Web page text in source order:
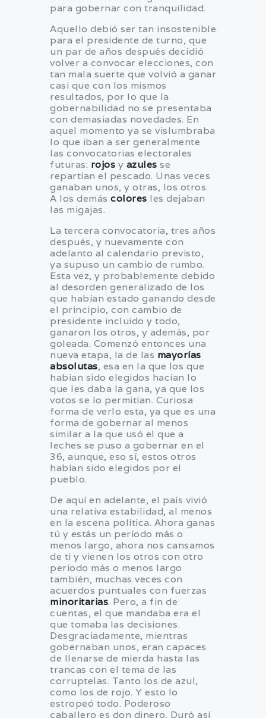
para gobernar con tranquilidad.
Aquello debió ser tan insostenible
para el presidente de turno, que
un par de años después decidió
volver a convocar elecciones, con
tan mala suerte que volvió a ganar
casi que con los mismos
resultados, por lo que la
gobernabilidad no se presentaba
con demasiadas novedades. En
aquel momento ya se vislumbraba
lo que iban a ser generalmente
las convocatorias electorales
futuras: rojos y azules se
repartían el pescado. Unas veces
ganaban unos, y otras, los otros.
A los demás colores les dejaban
las migajas.
La tercera convocatoria, tres años
después, y nuevamente con
adelanto al calendario previsto,
ya supuso un cambio de rumbo.
Esta vez, y probablemente debido
al desorden generalizado de los
que habían estado ganando desde
el principio, con cambio de
presidente incluido y todo,
ganaron los otros, y además, por
goleada. Comenzó entonces una
nueva etapa, la de las mayorías
absolutas, esa en la que los que
habían sido elegidos hacían lo
que les daba la gana, ya que los
votos se lo permitían. Curiosa
forma de verlo esta, ya que es una
forma de gobernar al menos
similar a la que usó el que a
leches se puso a gobernar en el
36, aunque, eso sí, estos otros
habían sido elegidos por el
pueblo.
De aquí en adelante, el país vivió
una relativa estabilidad, al menos
en la escena política. Ahora ganas
tú y estás un período más o
menos largo, ahora nos cansamos
de ti y vienen los otros con otro
período más o menos largo
también, muchas veces con
acuerdos puntuales con fuerzas
minoritarias. Pero, a fin de
cuentas, el que mandaba era el
que tomaba las decisiones.
Desgraciadamente, mientras
gobernaban unos, eran capaces
de llenarse de mierda hasta las
trancas con el tema de las
corruptelas. Tanto los de azul,
como los de rojo. Y esto lo
estropeó todo. Poderoso
caballero es don dinero. Duró así